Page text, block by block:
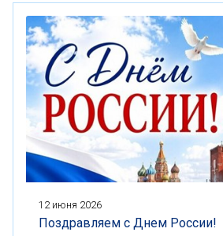
12 июня 2026
Поздравляем с Днем России!